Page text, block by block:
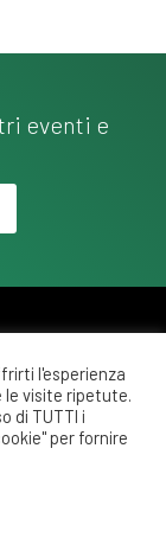
eventi e
·WordPress
l'esperienza
le visite ripetute.
di TUTTI i
per fornire